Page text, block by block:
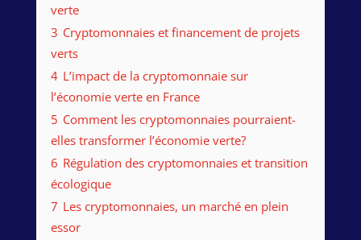
verte
3 Cryptomonnaies et financement de projets
verts
4 L’impact de la cryptomonnaie sur
l’économie verte en France
5 Comment les cryptomonnaies pourraient-
elles transformer l’économie verte?
6 Régulation des cryptomonnaies et transition
écologique
7 Les cryptomonnaies, un marché en plein
essor